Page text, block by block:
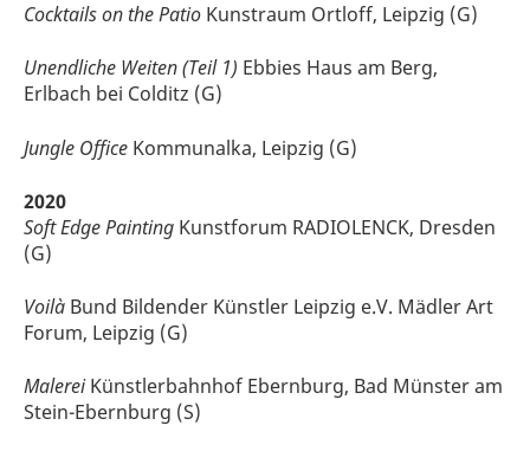
Cocktails on the Patio Kunstraum Ortloff, Leipzig (G)
Unendliche Weiten (Teil 1) Ebbies Haus am Berg,
Erlbach bei Colditz (G)
Jungle Office Kommunalka, Leipzig (G)
2020
Soft Edge Painting Kunstforum RADIOLENCK, Dresden
(G)
Voilà Bund Bildender Künstler Leipzig e.V. Mädler Art
Forum, Leipzig (G)
MalereiKünstlerbahnhof Ebernburg, Bad Münster am
Stein-Ebernburg (S)